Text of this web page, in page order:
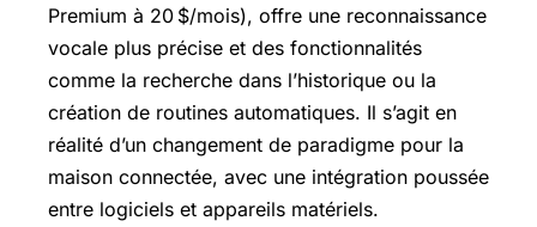
Premium à 20 $/mois), offre une reconnaissance
vocale plus précise et des fonctionnalités
comme la recherche dans l’historique ou la
création de routines automatiques. Il s’agit en
réalité d’un changement de paradigme pour la
maison connectée, avec une intégration poussée
entre logiciels et appareils matériels.